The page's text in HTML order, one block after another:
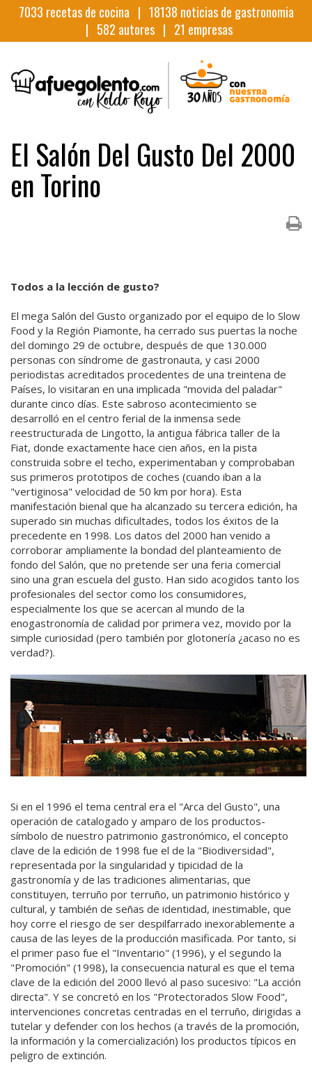
7033 recetas de cocina | 18138 noticias de gastronomia
| 582 autores | 21 empresas
El Salón Del Gusto Del 2000
en Torino
Todos a la lección de gusto?
El mega Salón del Gusto organizado por el equipo de lo Slow
Food y la Región Piamonte, ha cerrado sus puertas la noche
del domingo 29 de octubre, después de que 130.000
personas con síndrome de gastronauta, y casi 2000
periodistas acreditados procedentes de una treintena de
Países, lo visitaran en una implicada "movida del paladar"
durante cinco días. Este sabroso acontecimiento se
desarrolló en el centro ferial de la inmensa sede
reestructurada de Lingotto, la antigua fábrica taller de la
Fiat, donde exactamente hace cien años, en la pista
construida sobre el techo, experimentaban y comprobaban
sus primeros prototipos de coches (cuando iban a la
"vertiginosa" velocidad de 50 km por hora). Esta
manifestación bienal que ha alcanzado su tercera edición, ha
superado sin muchas dificultades, todos los éxitos de la
precedente en 1998. Los datos del 2000 han venido a
corroborar ampliamente la bondad del planteamiento de
fondo del Salón, que no pretende ser una feria comercial
sino una gran escuela del gusto. Han sido acogidos tanto los
profesionales del sector como los consumidores,
especialmente los que se acercan al mundo de la
enogastronomía de calidad por primera vez, movido por la
simple curiosidad (pero también por glotonería ¿acaso no es
verdad?).
Si en el 1996 el tema central era el "Arca del Gusto", una
operación de catalogado y amparo de los productos-
símbolo de nuestro patrimonio gastronómico, el concepto
clave de la edición de 1998 fue el de la "Biodiversidad",
representada por la singularidad y tipicidad de la
gastronomía y de las tradiciones alimentarias, que
constituyen, terruño por terruño, un patrimonio histórico y
cultural, y también de señas de identidad, inestimable, que
hoy corre el riesgo de ser despilfarrado inexorablemente a
causa de las leyes de la producción masificada. Por tanto, si
el primer paso fue el "Inventario" (1996), y el segundo la
"Promoción" (1998), la consecuencia natural es que el tema
clave de la edición del 2000 llevó al paso sucesivo: "La acción
directa". Y se concretó en los "Protectorados Slow Food",
intervenciones concretas centradas en el terruño, dirigidas a
tutelar y defender con los hechos (a través de la promoción,
la información y la comercialización) los productos típicos en
peligro de extinción.